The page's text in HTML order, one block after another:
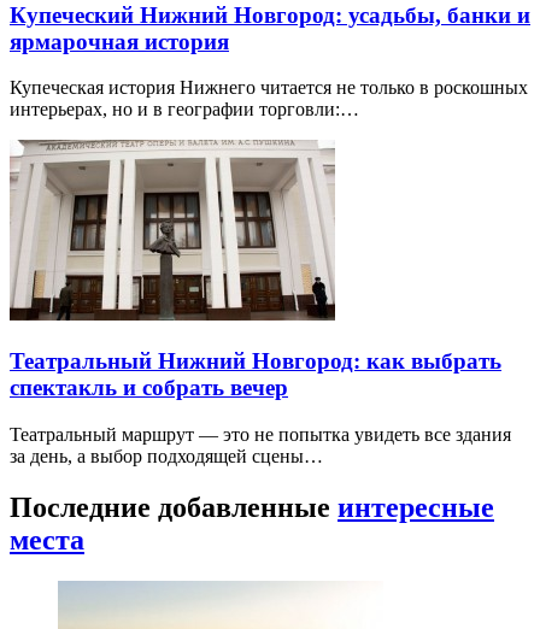
Купеческий Нижний Новгород: усадьбы, банки и
ярмарочная история
Купеческая история Нижнего читается не только в роскошных
интерьерах, но и в географии торговли:…
Театральный Нижний Новгород: как выбрать
спектакль и собрать вечер
Театральный маршрут — это не попытка увидеть все здания
за день, а выбор подходящей сцены…
Последние добавленные интересные
места